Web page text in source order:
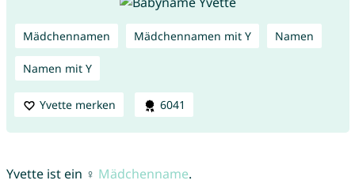
Mädchennamen Mädchennamen mit Y Namen
Namen mit Y
Yvette merken 6041
Yvette ist ein ♀ Mädchenname.